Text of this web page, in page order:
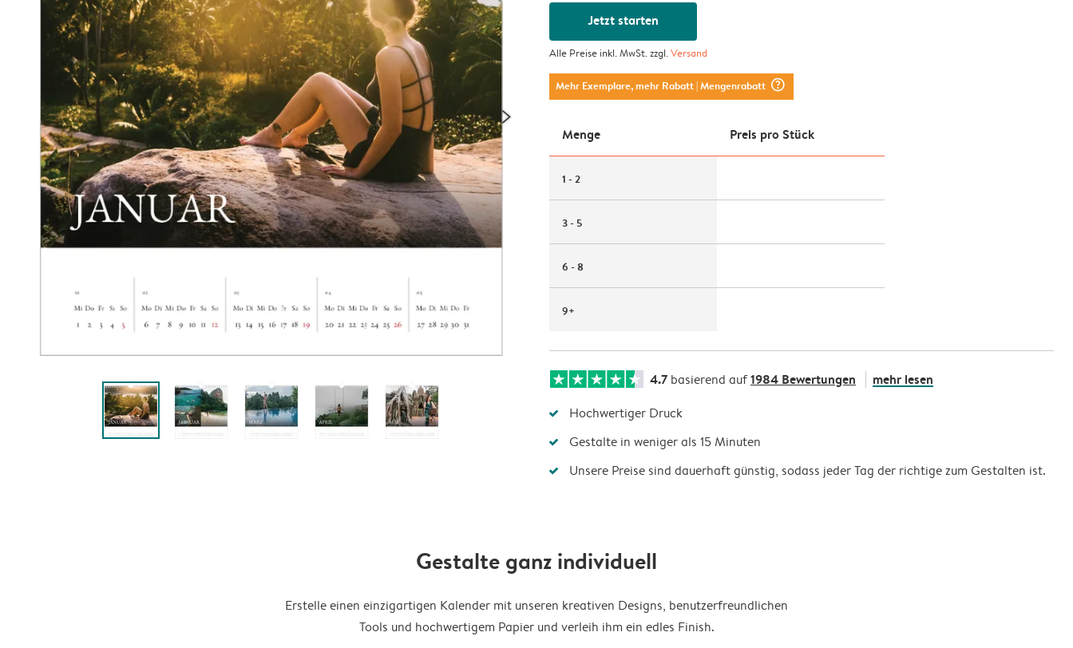
Jetzt starten
Alle Preise inkl. MwSt. zzgl.Versand
Mehr Exemplare, mehr Rabatt| Mengenrabatt question_mark_circle
Menge Preis pro Stück
1 - 2
3 - 5
6 - 8
9+
4.7 basierend auf1984 Bewertungen mehr lesen
Hochwertiger Druck
Gestalte in weniger als 15 Minuten
Unsere Preise sind dauerhaft günstig, sodass jeder Tag der richtige zum Gestalten ist.
Gestalte ganz individuell
Erstelle einen einzigartigen Kalender mit unseren kreativen Designs, benutzerfreundlichen
Tools und hochwertigem Papier und verleih ihm ein edles Finish.